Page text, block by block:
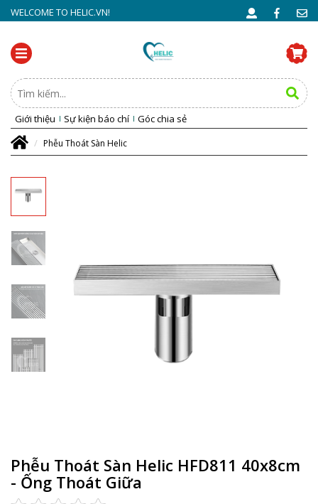
WELCOME TO HELIC.VN!
Giới thiệu Sự kiện báo chí Góc chia sẻ
Phễu Thoát Sàn Helic
Phễu Thoát Sàn Helic HFD811 40x8cm
- Ống Thoát Giữa